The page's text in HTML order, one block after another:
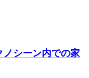
シーン内での家